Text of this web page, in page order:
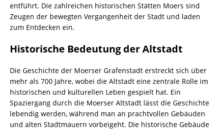
entführt. Die zahlreichen historischen Stätten Moers sind
Zeugen der bewegten Vergangenheit der Stadt und laden
zum Entdecken ein.
Historische Bedeutung der Altstadt
Die Geschichte der Moerser Grafenstadt erstreckt sich über
mehr als 700 Jahre, wobei die Altstadt eine zentrale Rolle im
historischen und kulturellen Leben gespielt hat. Ein
Spaziergang durch die Moerser Altstadt lässt die Geschichte
lebendig werden, während man an prachtvollen Gebäuden
und alten Stadtmauern vorbeigeht. Die historische Gebäude